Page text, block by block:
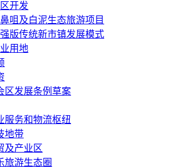
开发
咀及白泥生态旅游项目
版传统新市镇发展模式
用地
区发展条例草案
服务和物流枢纽
地带
及产业区
旅游生态圈